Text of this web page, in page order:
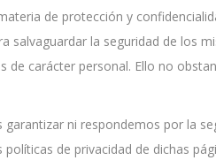
de protección y
salvaguardar la seguridad de los
carácter personal. Ello no
ni respondemos por la
de privacidad de dichas